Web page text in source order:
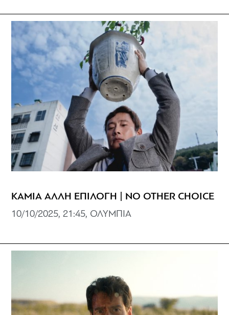
ΚΑΜΙΑ ΑΛΛΗ ΕΠΙΛΟΓΗ | NO OTHER CHOICE
10/10/2025, 21:45, ΟΛΥΜΠΙΑ